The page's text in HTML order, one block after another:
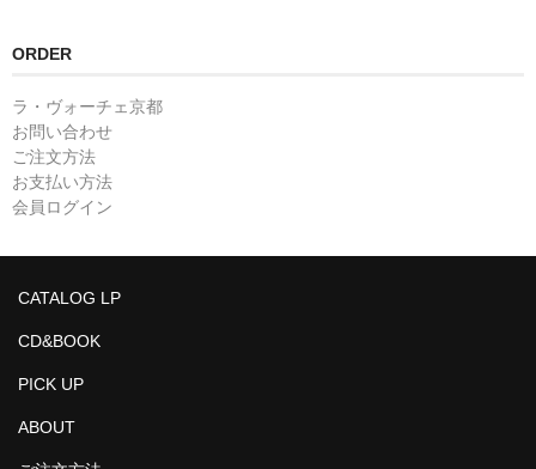
ORDER
ラ・ヴォーチェ京都
お問い合わせ
ご注文方法
お支払い方法
会員ログイン
CATALOG LP
CD&BOOK
PICK UP
ABOUT